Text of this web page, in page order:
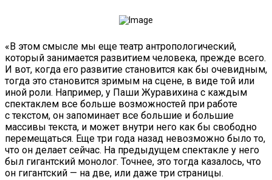
«В этом смысле мы еще театр антропологический,
который занимается развитием человека, прежде всего.
И вот, когда его развитие становится как бы очевидным,
тогда это становится зримым на сцене, в виде той или
иной роли. Например, у Паши Журавихина с каждым
спектаклем все больше возможностей при работе
с текстом, он запоминает все большие и большие
массивы текста, и может внутри него как бы свободно
перемещаться. Еще три года назад невозможно было то,
что он делает сейчас. На предыдущем спектакле у него
был гигантский монолог. Точнее, это тогда казалось, что
он гигантский — на две, или даже три страницы.